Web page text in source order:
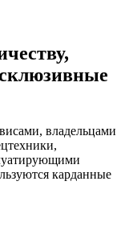
владельцами
карданные